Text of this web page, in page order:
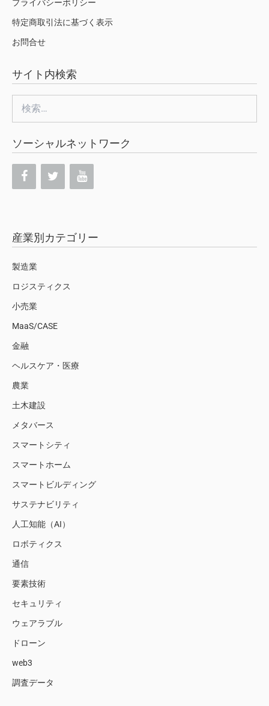
プライバシーポリシー
特定商取引法に基づく表示
お問合せ
サイト内検索
索:
ソーシャルネットワーク
産業別カテゴリー
製造業
ロジスティクス
小売業
MaaS/CASE
金融
ヘルスケア・医療
農業
土木建設
メタバース
スマートシティ
スマートホーム
スマートビルディング
サステナビリティ
人工知能（AI）
ロボティクス
通信
要素技術
セキュリティ
ウェアラブル
ドローン
web3
調査データ